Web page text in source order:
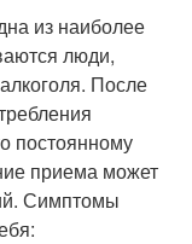
из наиболее
люди,
После
постоянному
приема может
Симптомы